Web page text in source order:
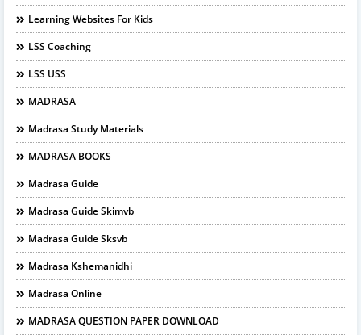
Learning Websites For Kids
LSS Coaching
LSS USS
MADRASA
Madrasa Study Materials
MADRASA BOOKS
Madrasa Guide
Madrasa Guide Skimvb
Madrasa Guide Sksvb
Madrasa Kshemanidhi
Madrasa Online
MADRASA QUESTION PAPER DOWNLOAD